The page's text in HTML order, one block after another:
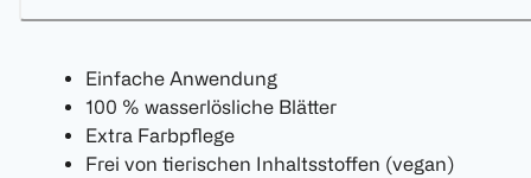
Einfache Anwendung
100 % wasserlösliche Blätter
Extra Farbpflege
Frei von tierischen Inhaltsstoffen (vegan)